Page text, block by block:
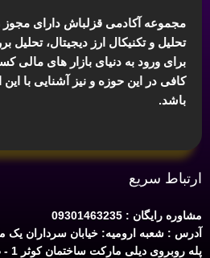
مجموعه آکادمی قزلباش دارای
تحلیل و تکنیکال ارز دیجیتال، تحلیل
برای ورود به دنیای بازار های مالی
کافی در این حوزه و نیز آشنایی با
باشد.
ارتباط سریع
مشاوره رایگان : 09301463235
آدرس : شعبه ارومیه: خیابان سرداران یک
پله روبروی دیلی مارکت ساختمان کوثر 1 - طبقه2 واحد 4